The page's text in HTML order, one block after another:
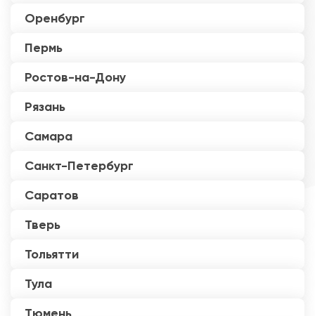
Оренбург
Пермь
Ростов-на-Дону
Рязань
Самара
Санкт-Петербург
Саратов
Тверь
Тольятти
Тула